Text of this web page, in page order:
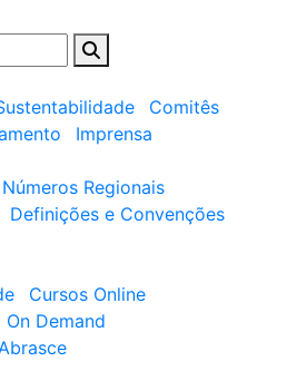
Comitês
Imprensa
Números Regionais
Definições e Convenções
Cursos Online
On Demand